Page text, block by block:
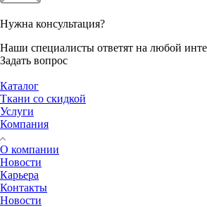
Нужна консультация?
Наши специалисты ответят на любой
Задать вопрос
Каталог
Ткани со скидкой
Услуги
Компания
О компании
Новости
Карьера
Контакты
Новости